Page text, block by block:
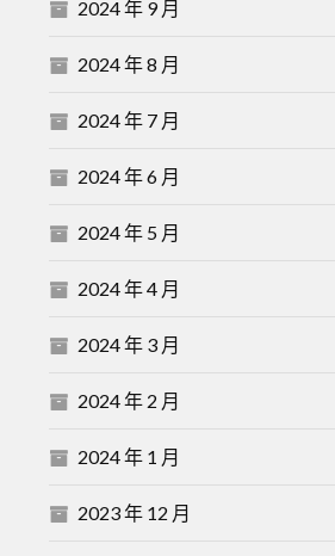
2024 年 9 月
2024 年 8 月
2024 年 7 月
2024 年 6 月
2024 年 5 月
2024 年 4 月
2024 年 3 月
2024 年 2 月
2024 年 1 月
2023 年 12 月